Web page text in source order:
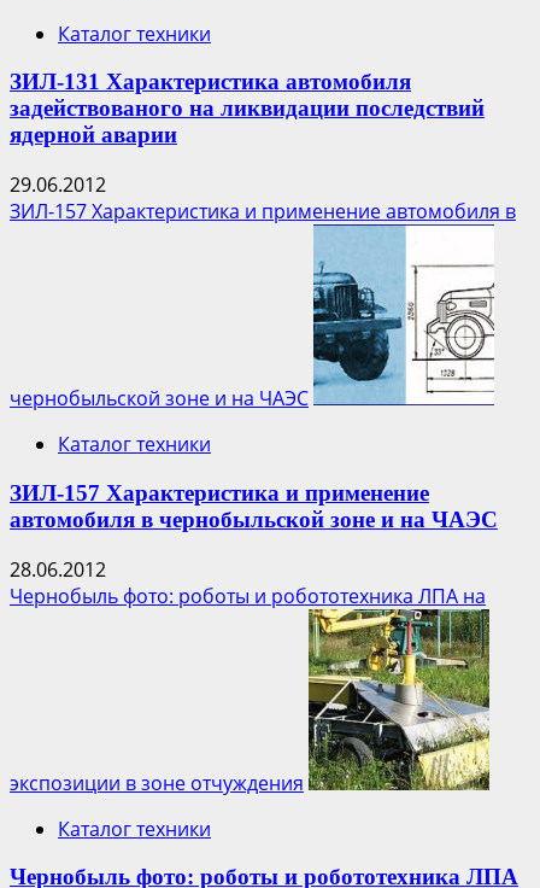
Каталог техники
ЗИЛ-131 Характеристика автомобиля
задействованого на ликвидации последствий
ядерной аварии
29.06.2012
ЗИЛ-157 Характеристика и применение автомобиля в
чернобыльской зоне и на ЧАЭС
Каталог техники
ЗИЛ-157 Характеристика и применение
автомобиля в чернобыльской зоне и на ЧАЭС
28.06.2012
Чернобыль фото: роботы и робототехника ЛПА на
экспозиции в зоне отчуждения
Каталог техники
Чернобыль фото: роботы и робототехника ЛПА